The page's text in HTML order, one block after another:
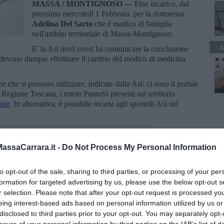
- Do Not Process My Personal Information
opt-out of the sale, sharing to third parties, or processing of your
for targeted advertising by us, please use the below opt-out
selection. Please note that after your opt-out request is processed
interest-based ads based on personal information utilized by us
to third parties prior to your opt-out. You may separately
MASSA / MONTIGNOSO — Fine incarico, dal
prossimo mercoledì 1 Febbraio, per la dottoressa
Adelina Del Sarto che è medico di famiglia
nell'ambito territoriale di Massa-Montignoso.
E' la Asl nord ovest ha comunicare la conclusione
dunque effettuare il cambio del medico di medicina
che si possono utilizzare, indicate dalla Asl: ci sono il portale
Toscana, i totem PuntoSi presenti sul territorio
. In alternativa, è possibile recarsi agli sportelli Asl sul
iscriviti allaNewsletter QUInews - ToscanaMedia.
nella tua casella di posta.